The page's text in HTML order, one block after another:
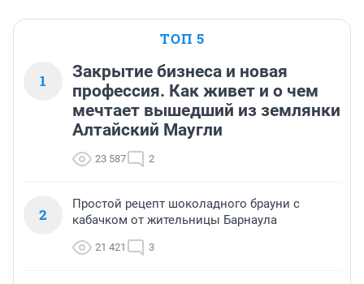
ТОП 5
1
Закрытие бизнеса и новая
профессия. Как живет и о чем
мечтает вышедший из землянки
Алтайский Маугли
23 587 2
2
Простой рецепт шоколадного брауни с
кабачком от жительницы Барнаула
21 421 3